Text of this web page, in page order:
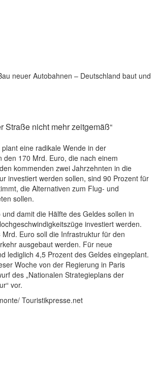
neuer Autobahnen – Deutschland baut und
Straße nicht mehr zeitgemäß“
eine radikale Wende in der
den 170 Mrd. Euro, die nach einem
kommenden zwei Jahrzehnten in die
investiert werden sollen, sind 90 Prozent für
die Alternativen zum Flug- und
sollen.
damit die Hälfte des Geldes sollen in
investiert werden.
Euro soll die Infrastruktur für den
ausgebaut werden. Für neue
lediglich 4,5 Prozent des Geldes eingeplant.
Woche von der Regierung in Paris
des „Nationalen Strategieplans der
vor.
Touristikpresse.net